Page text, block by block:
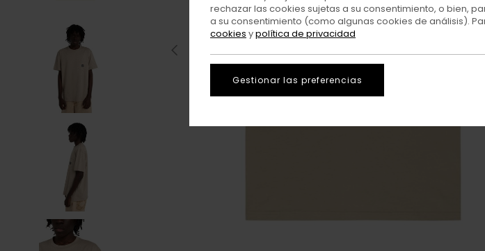
rechazar las cookies sujetas a su consentimiento, o bien,
a su consentimiento (como algunas cookies de análisis).
cookies ypolítica de privacidad
Gestionar las preferencias